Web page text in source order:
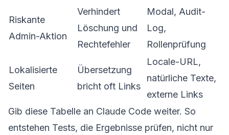
Riskante
Admin-Aktion
Verhindert
Löschung und
Rechtefehler
Modal, Audit-
Log,
Rollenprüfung
Lokalisierte
Seiten
Übersetzung
bricht oft Links
Locale-URL,
natürliche Texte,
externe Links
Gib diese Tabelle an Claude Code weiter. So
entstehen Tests, die Ergebnisse prüfen, nicht nur